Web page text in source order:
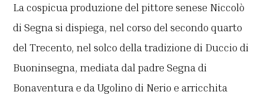
La cospicua produzione del pittore senese Niccolò
di Segna si dispiega, nel corso del secondo quarto
del Trecento, nel solco della tradizione di Duccio di
Buoninsegna, mediata dal padre Segna di
Bonaventura e da Ugolino di Nerio e arricchita